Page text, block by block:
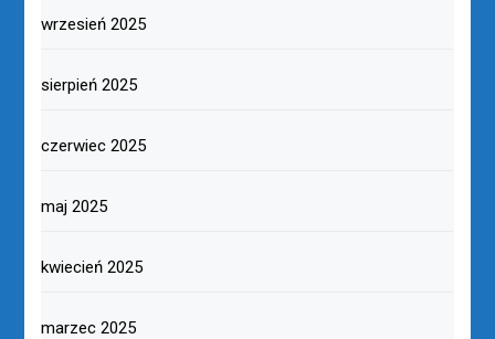
wrzesień 2025
sierpień 2025
czerwiec 2025
maj 2025
kwiecień 2025
marzec 2025